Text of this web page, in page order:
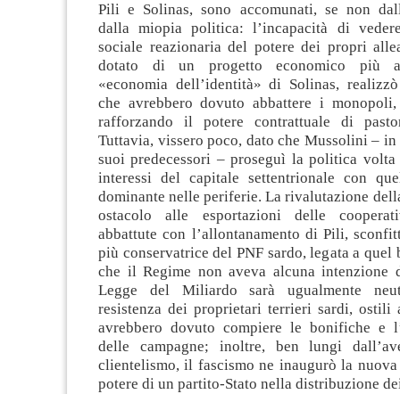
Pili e Solinas, sono accomunati, se non
dalla miopia politica: l’incapacità di
sociale reazionaria del potere dei propri
dotato di un progetto economico più
«economia dell’identità» di Solinas,
che avrebbero dovuto abbattere i monopoli,
rafforzando il potere contrattuale di
Tuttavia, vissero poco, dato che Mussolini –
suoi predecessori – proseguì la politica
interessi del capitale settentrionale con
dominante nelle periferie. La rivalutazione
ostacolo alle esportazioni delle
abbattute con l’allontanamento di Pili,
più conservatrice del PNF sardo, legata a quel
che il Regime non aveva alcuna intenzione
Legge del Miliardo sarà ugualmente
resistenza dei proprietari terrieri sardi, ostili
avrebbero dovuto compiere le bonifiche e
delle campagne; inoltre, ben lungi
clientelismo, il fascismo ne inaugurò la nuova
potere di un partito-Stato nella distribuzione